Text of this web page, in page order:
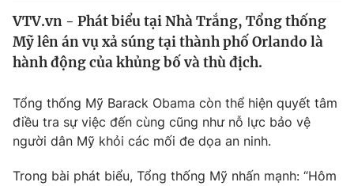
Thế giới
Tin tức
Câu chuyện quốc tế
Kinh tế
Tài chính
Thị trường
Góc doanh nghiệp
Dữ liệu và đời sống
VTV.vn - Phát biểu tại Nhà Trắng, Tổng thống
Mỹ lên án vụ xả súng tại thành phố Orlando là
hành động của khủng bố và thù địch.
Tổng thống Mỹ Barack Obama còn thể hiện quyết tâm
điều tra sự việc đến cùng cũng như nỗ lực bảo vệ
người dân Mỹ khỏi các mối đe dọa an ninh.
Trong bài phát biểu, Tổng thống Mỹ nhấn mạnh: “Hôm